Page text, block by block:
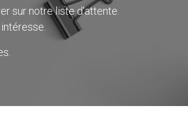
sur notre liste d'attente.